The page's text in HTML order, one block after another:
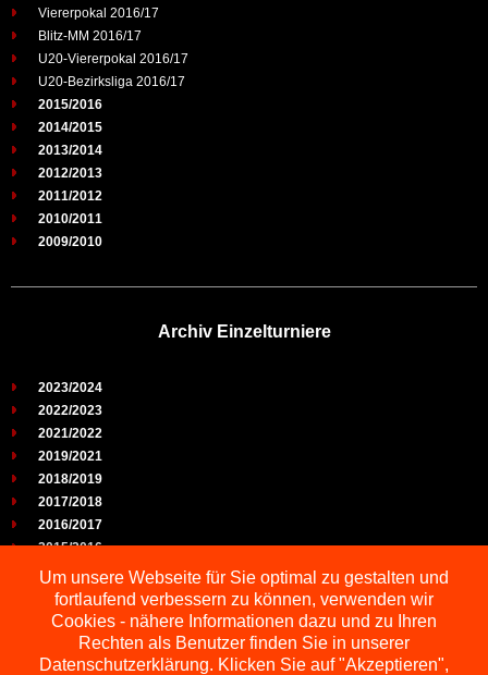
Viererpokal 2016/17
Blitz-MM 2016/17
U20-Viererpokal 2016/17
U20-Bezirksliga 2016/17
2015/2016
2014/2015
2013/2014
2012/2013
2011/2012
2010/2011
2009/2010
Archiv Einzelturniere
2023/2024
2022/2023
2021/2022
2019/2021
2018/2019
2017/2018
2016/2017
2015/2016
2014/2015
2013/2014
2012/2013
2011/2012
2010/2011
Um unsere Webseite für Sie optimal zu gestalten und
fortlaufend verbessern zu können, verwenden wir
Cookies - nähere Informationen dazu und zu Ihren
Rechten als Benutzer finden Sie in unserer
Datenschutzerklärung. Klicken Sie auf "Akzeptieren",